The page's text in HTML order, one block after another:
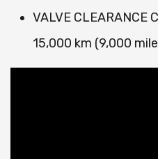
VALVE CLEARANCE
15,000 km (9,000